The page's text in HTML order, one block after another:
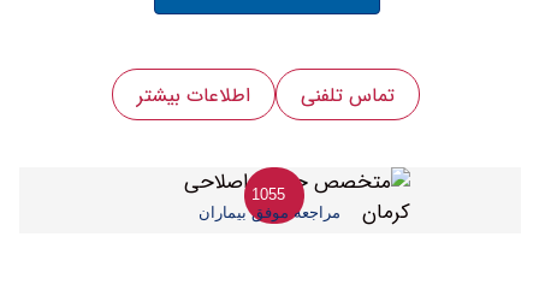
تماس تلفنی اطلاعات بیشتر
1055
مراجعه موفق بیماران